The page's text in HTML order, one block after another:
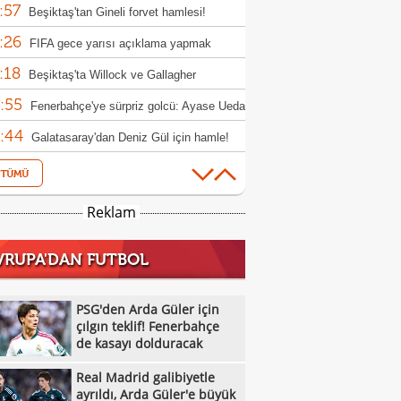
katmak istiyor
Beşiktaş'tan Gineli forvet hamlesi!
FIFA gece yarısı açıklama yapmak
kaldı!
Beşiktaş'ta Willock ve Gallagher
flaş gelişme
Fenerbahçe'ye sürpriz golcü: Ayase Ueda
Galatasaray'dan Deniz Gül için hamle!
Renato Veiga'dan Galatasaray yanıtı! İşte
para
Abdullah Kavukcu'nun hesabı spam
ilk turda veda etti
Beşiktaş'ta forvet harekatı! Vlahovic,
Bülent Korkmaz: "Lige 3 puanla
iyiydi"
Real Madrid galibiyetle ayrıldı, Arda
büyük övgü
ABB FOMGET, Miracle Ofem Usani'yi
Reklam
FUTBOL
PSG'den Arda Güler için
çılgın teklif! Fenerbahçe
de kasayı dolduracak
Real Madrid galibiyetle
ayrıldı, Arda Güler'e büyük